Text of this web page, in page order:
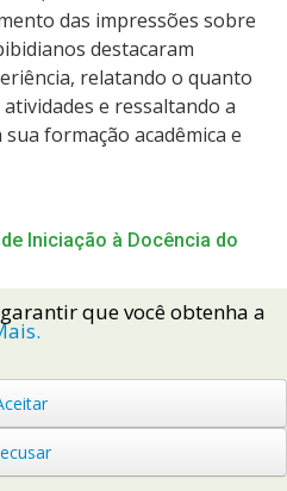
das impressões sobre
destacaram
relatando o quanto
e ressaltando a
formação acadêmica e
Iniciação à Docência do
de Iniciação à
que você obtenha a